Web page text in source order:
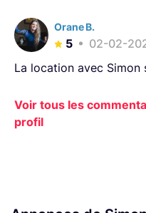
Orane B.
5
02-02-
La location avec Simon
Voir tous les
profil